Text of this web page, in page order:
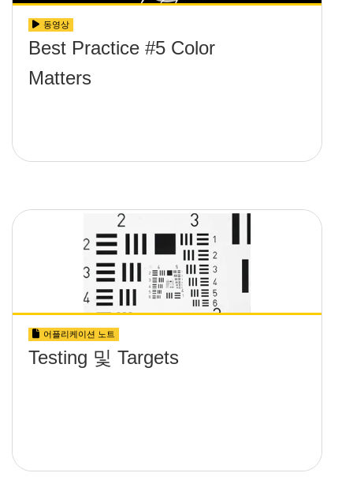
동영상
Best Practice #5 Color
Matters
어플리케이션 노트
Testing 및 Targets